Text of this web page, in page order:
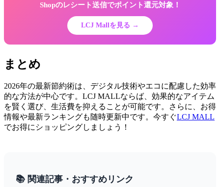
Shopのレシート送信でポイント還元対象！
LCJ Mallを見る →
まとめ
2026年の最新節約術は、デジタル技術やエコに配慮した効率
的な方法が中心です。LCJ MALLならば、効果的なアイテム
を賢く選び、生活費を抑えることが可能です。さらに、お得
情報や最新ランキングも随時更新中です。今すぐLCJ MALL
でお得にショッピングしましょう！
📚 関連記事・おすすめリンク